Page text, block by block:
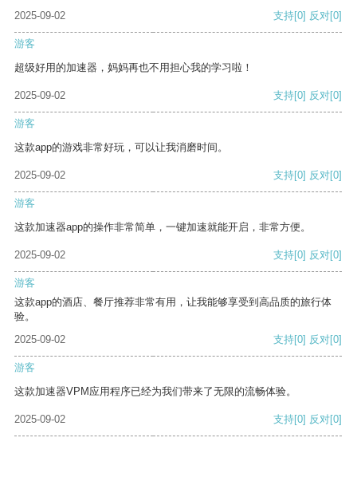
2025-09-02
支持[0] 反对[0]
游客
超级好用的加速器，妈妈再也不用担心我的学习啦！
2025-09-02 支持[0] 反对[0]
游客
这款app的游戏非常好玩，可以让我消磨时间。
2025-09-02 支持[0] 反对[0]
游客
这款加速器app的操作非常简单，一键加速就能开启，非常方便。
2025-09-02 支持[0] 反对[0]
游客
这款app的酒店、餐厅推荐非常有用，让我能够享受到高品质的旅行体
验。
2025-09-02
支持[0] 反对[0]
游客
这款加速器VPM应用程序已经为我们带来了无限的流畅体验。
2025-09-02 支持[0] 反对[0]